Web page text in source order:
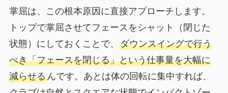
掌屈は、この根本原因に直接アプローチします。
トップで掌屈させてフェースをシャット（閉じた
状態）にしておくことで、 ダウンスイングで行う
べき「フェースを閉じる」という仕事量を大幅に
減らせるんです。あとは体の回転に集中すれば、